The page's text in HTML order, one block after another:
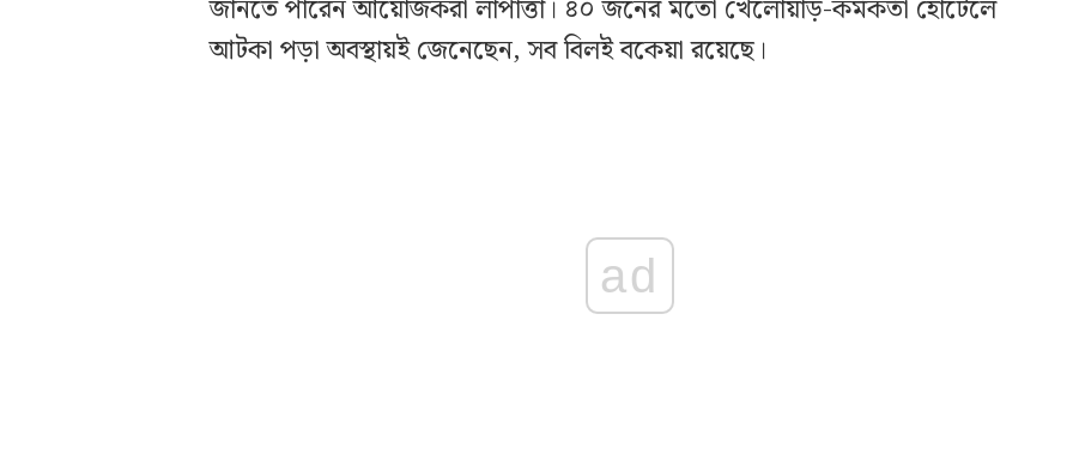
জানতে পারেন আয়োজকরা লাপাত্তা। ৪০ জনের মতো খেলোয়াড়-কর্মকর্তা হোটেলে
আটকা পড়া অবস্থায়ই জেনেছেন, সব বিলই বকেয়া রয়েছে।
ad